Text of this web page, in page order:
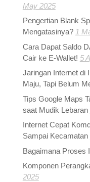
May 2025
Pengertian Blank
Mengatasinya? 1
Cara Dapat Saldo
Cair ke E-Wallet! 5
Jaringan Internet di
Maju, Tapi Belum
Tips Google Maps
saat Mudik Lebaran
Internet Cepat
Sampai Kecamatan
Bagaimana Proses
Komponen
2025